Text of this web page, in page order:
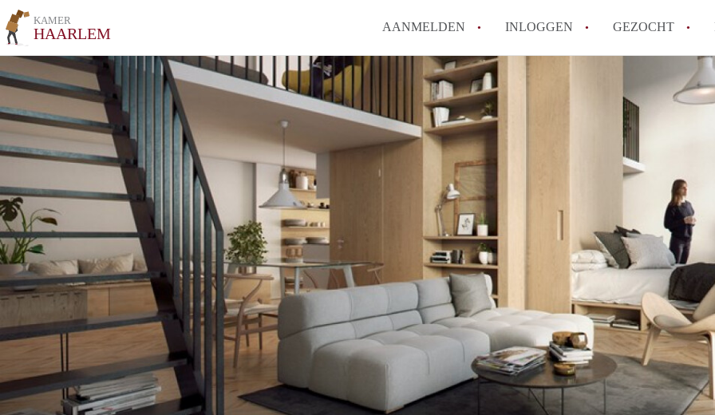
KAMER
HAARLEM AANMELDEN INLOGGEN GEZOCHT
How to translate
Wat is KamerHaarlem?
Wat is de privacyverklaring
Is KamerHaarlem
Alle veelgestelde vragen